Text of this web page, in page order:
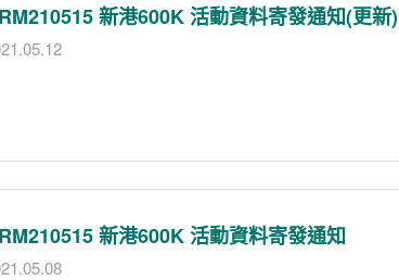
新港600K 活動資料寄發通知(更新)
新港600K 活動資料寄發通知